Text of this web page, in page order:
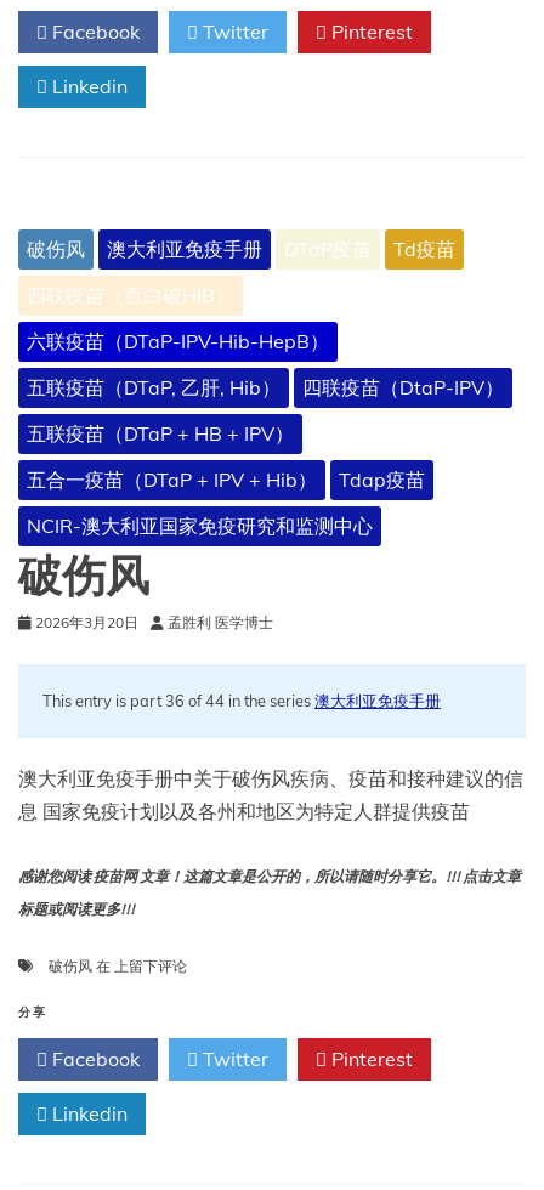
毒
素/
破
量
Facebook Twitter Pinterest
Linkedin
破伤风 澳大利亚免疫手册 DTaP疫苗
Td疫苗
四联疫苗（百白破HIB）
六联疫苗（DTaP-IPV-Hib-HepB）
五联疫苗（DTaP, 乙肝, Hib）
四联疫苗（DtaP-IPV）
五联疫苗（DTaP + HB + IPV）
五合一疫苗（DTaP + IPV + Hib）
Tdap疫苗
NCIR-澳大利亚国家免疫研究和监测中心
破伤风
2026年3月20日 孟胜利 医学博士
This entry is part 36 of 44 in the series澳大利亚免疫手册
澳大利亚免疫手册中关于破伤风疾病、疫苗和接种建议的信
息 国家免疫计划以及各州和地区为特定人群提供疫苗
感谢您阅读 疫苗网 文章！这篇文章是公开的，所以请随时分享它。!!! 点击文章
标题或阅读更多!!!
破伤风 在 破
上留下评论
分享
Facebook Twitter Pinterest
Linkedin